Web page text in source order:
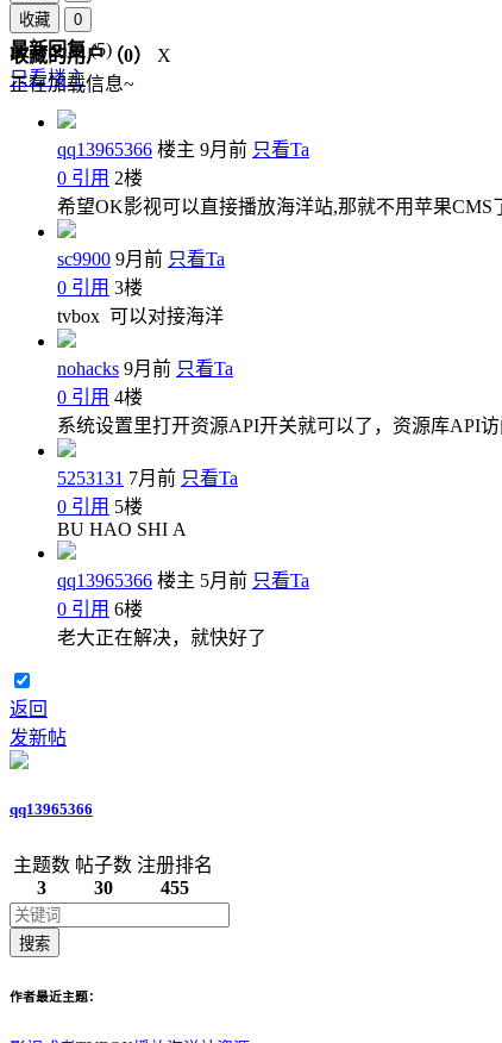
收藏
0
收藏的用户（0）
X
正在加载信息~
最新回复(5)
只看楼主
qq13965366 楼主 9月前 只看Ta
0 引用 2楼
希望OK影视可以直接播放海洋站,那就不用苹果CMS
sc9900 9月前 只看Ta
0 引用 3楼
tvbox 可以对接海洋
nohacks 9月前 只看Ta
0 引用 4楼
系统设置里打开资源API开关就可以了，资源库API访
5253131 7月前 只看Ta
0 引用 5楼
BU HAO SHI A
qq13965366 楼主 5月前 只看Ta
0 引用 6楼
老大正在解决，就快好了
返回
发新帖
qq13965366
主题数
3
帖子数
30
注册排名
455
搜索
作者最近主题：